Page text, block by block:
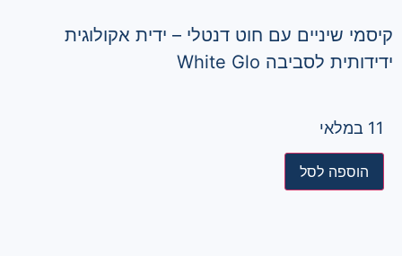
קיסמי שיניים עם חוט דנטלי – ידית אקולוגית
ידידותית לסביבה White Glo
11 במלאי
הוספה לסל